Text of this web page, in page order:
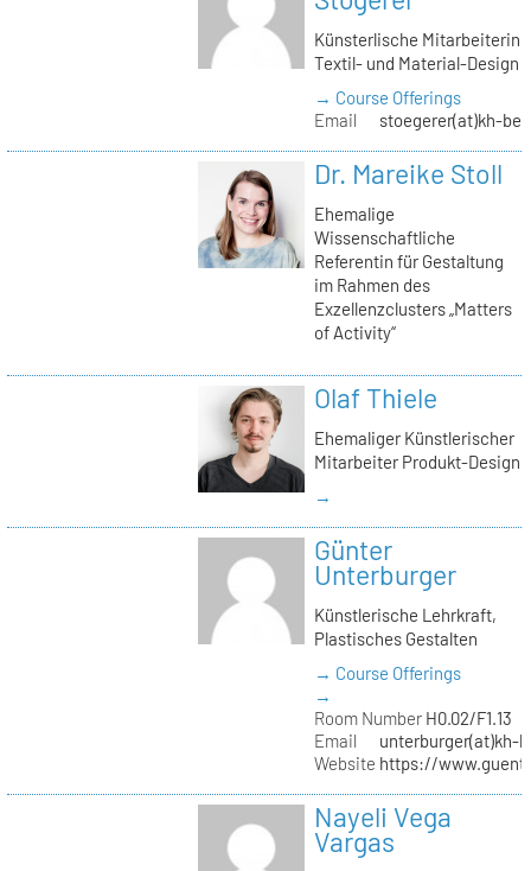
Künsterlische Mitarbeiterin
Textil- und Material-Design
→ Course Offerings
Email
stoegerer(at)kh-
Dr. Mareike Stoll
Ehemalige
Wissenschaftliche
Referentin für Gestaltung
im Rahmen des
Exzellenzclusters „Matters
of Activity“
Olaf Thiele
Ehemaliger Künstlerischer
Mitarbeiter Produkt-Design
→
Günter
Unterburger
Künstlerische Lehrkraft,
Plastisches Gestalten
→ Course Offerings
→
Room NumberH0.02/F1.13
Email
unterburger(at)kh-
Website https://
Nayeli Vega
Vargas